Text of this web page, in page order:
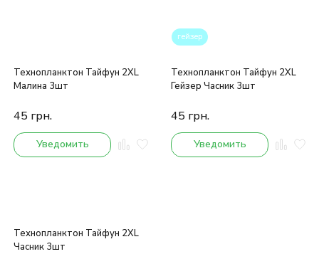
Технопланктон Тайфун 2XL
Малина 3шт
45 грн.
Уведомить
гейзер
Технопланктон Тайфун 2XL
Гейзер Часник 3шт
45 грн.
Уведомить
Технопланктон Тайфун 2XL
Часник 3шт